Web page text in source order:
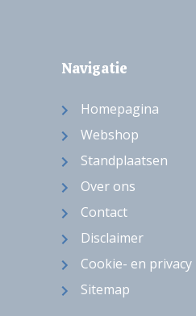
Navigatie
Homepagina
Webshop
Standplaatsen
Over ons
Contact
Disclaimer
Cookie- en privacy
Sitemap